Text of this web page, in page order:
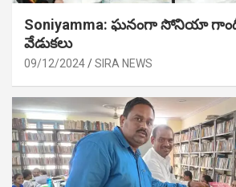
Soniyamma: ఘ‌నంగా సోనియా
వేడుక‌లు
09/12/2024 SIRA NEWS